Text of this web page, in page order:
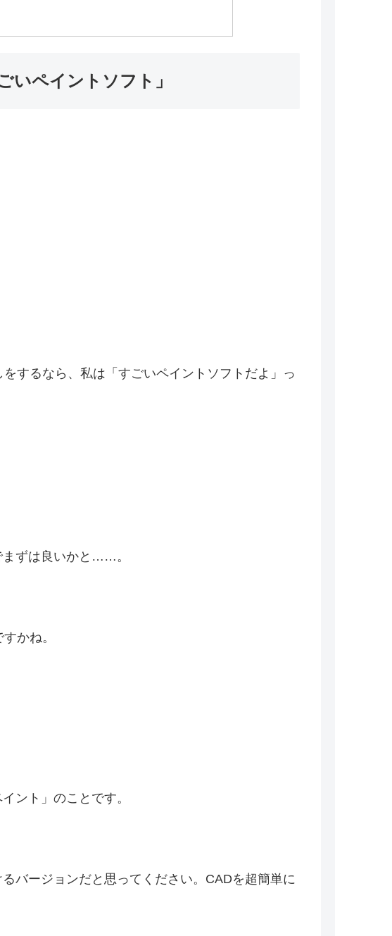
いペイントソフト」
するなら、私は「すごいペイントソフトだよ」っ
まずは良いかと……。
かね。
ント」のことです。
バージョンだと思ってください。CADを超簡単に